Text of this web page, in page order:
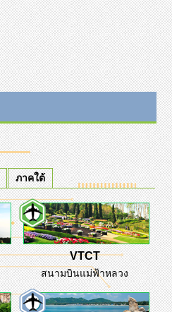
ภาคใต้
VTCT
สนามบินแม่ฟ้าหลวง